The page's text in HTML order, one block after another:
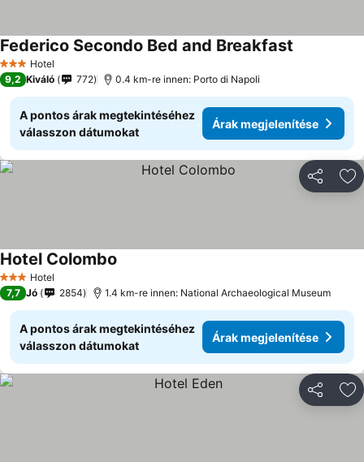
3 Kategória
Hotel
Federico Secondo Bed and Breakfast
9,2 Kiváló 772 0.4 km-re innen: Porto di Napoli
A pontos árak megtekintéséhez
válasszon dátumokat
Árak megjelenítése
3 Kategória
Hotel
Hotel Colombo
7,7 Jó 2854 1.4 km-re innen: National Archaeological Museum
A pontos árak megtekintéséhez
válasszon dátumokat
Árak megjelenítése